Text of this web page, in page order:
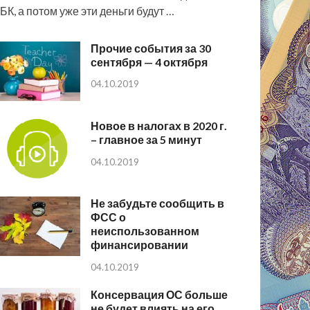
а потом уже эти деньги будут …
Прочие события за 30
сентября — 4 октября
04.10.2019
Новое в налогах в 2020 г.
– главное за 5 минут
04.10.2019
Не забудьте сообщить в
ФСС о
неиспользованном
финансировании
04.10.2019
Консервация ОС больше